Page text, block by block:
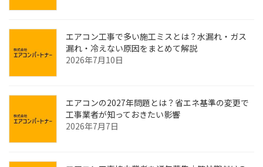
エアコン工事で多い施工ミスとは？水漏れ・ガス
漏れ・冷えない原因をまとめて解説
2026年7月10日
エアコンの2027年問題とは？省エネ基準の変更で
工事業者が知っておきたい影響
2026年7月7日